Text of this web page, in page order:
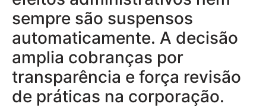
sempre são suspensos
automaticamente. A decisão
amplia cobranças por
transparência e força revisão
de práticas na corporação.